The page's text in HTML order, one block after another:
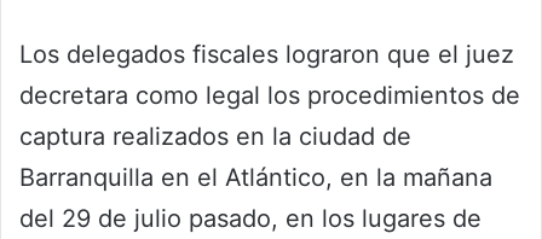
Los delegados fiscales lograron que el juez
decretara como legal los procedimientos de
captura realizados en la ciudad de
Barranquilla en el Atlántico, en la mañana
del 29 de julio pasado, en los lugares de